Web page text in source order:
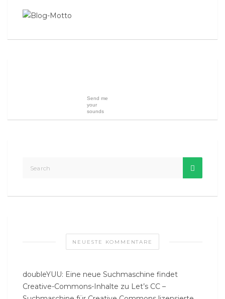
Send me
your
sounds
NEUESTE KOMMENTARE
doubleYUU: Eine neue Suchmaschine findet
Creative-Commons-Inhalte zu Let’s CC –